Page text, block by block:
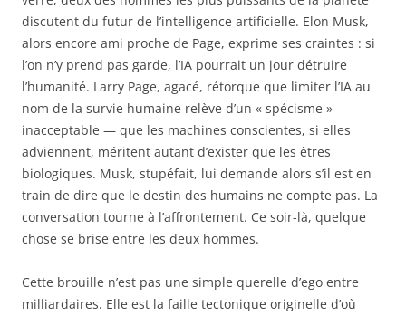
discutent du futur de l’intelligence artificielle. Elon Musk,
alors encore ami proche de Page, exprime ses craintes : si
l’on n’y prend pas garde, l’IA pourrait un jour détruire
l’humanité. Larry Page, agacé, rétorque que limiter l’IA au
nom de la survie humaine relève d’un « spécisme »
inacceptable — que les machines conscientes, si elles
adviennent, méritent autant d’exister que les êtres
biologiques. Musk, stupéfait, lui demande alors s’il est en
train de dire que le destin des humains ne compte pas. La
conversation tourne à l’affrontement. Ce soir-là, quelque
chose se brise entre les deux hommes.
Cette brouille n’est pas une simple querelle d’ego entre
milliardaires. Elle est la faille tectonique originelle d’où